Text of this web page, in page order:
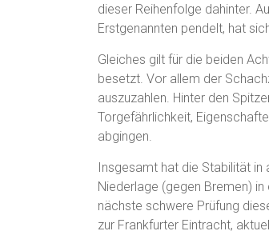
dieser Reihenfolge dahinter.
Erstgenannten pendelt, hat
Gleiches gilt für die beiden
besetzt. Vor allem der
auszuzahlen. Hinter den
Torgefährlichkeit,
abgingen.
Insgesamt hat die Stabilität in
Niederlage (gegen Bremen)
nächste schwere Prüfung
zur Frankfurter Eintracht,